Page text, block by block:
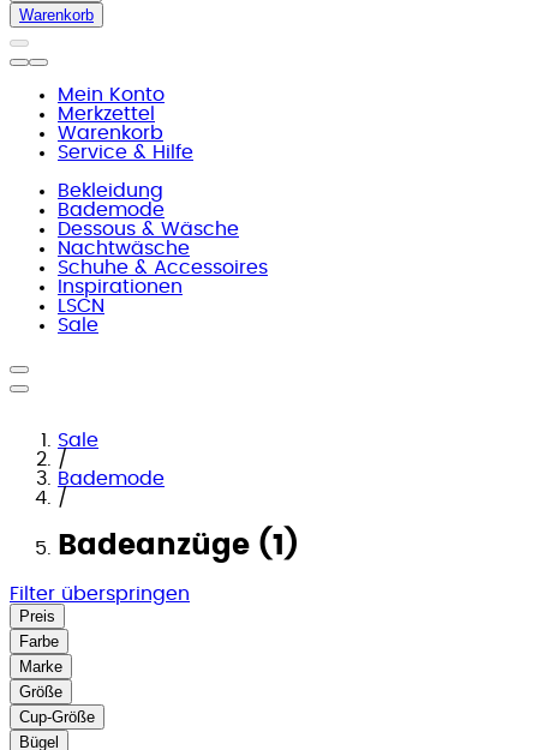
Warenkorb
Mein Konto
Merkzettel
Warenkorb
Service & Hilfe
Bekleidung
Bademode
Dessous & Wäsche
Nachtwäsche
Schuhe & Accessoires
Inspirationen
LSCN
Sale
Sale
/
Bademode
/
Badeanzüge (1)
Filter überspringen
Preis
Farbe
Marke
Größe
Cup-Größe
Bügel